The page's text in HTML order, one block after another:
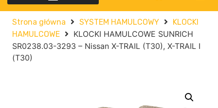
Strona główna SYSTEM HAMULCOWY
KLOCKI
HAMULCOWE
KLOCKI HAMULCOWE SUNRICH
SR0238.03-3293 – Nissan X-TRAIL (T30), X-TRAIL I
(T30)